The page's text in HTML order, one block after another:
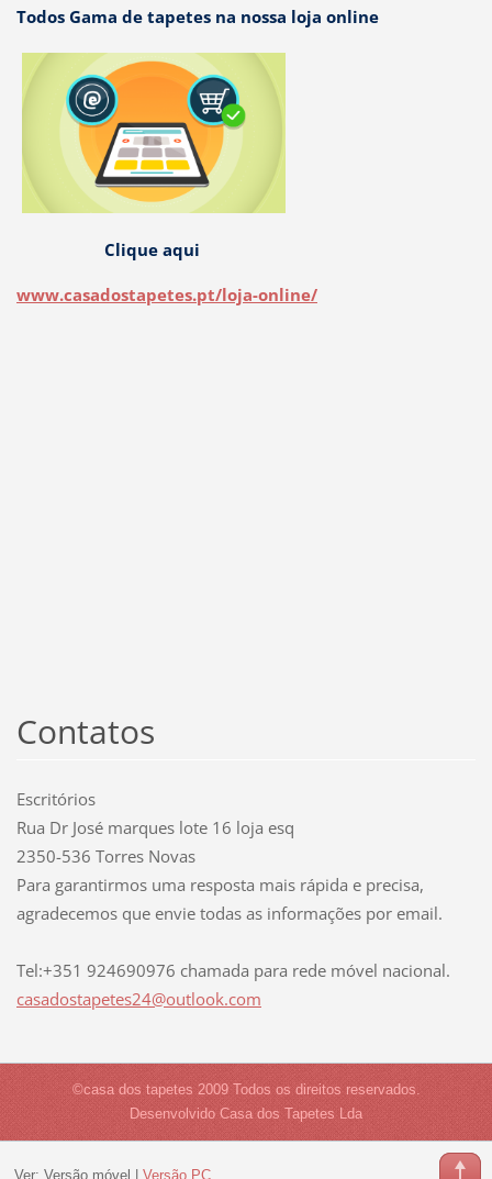
Todos Gama de tapetes na nossa loja online
Clique aqui
www.casadostapetes.pt/loja-online/
Contatos
Escritórios
Rua Dr José marques lote 16 loja esq
2350-536 Torres Novas
Para garantirmos uma resposta mais rápida e precisa,
agradecemos que envie todas as informações por email.
Tel:+351 924690976 chamada para rede móvel nacional.
casadostapetes24@outlook.com
©casa dos tapetes 2009 Todos os direitos reservados.
Desenvolvido Casa dos Tapetes Lda
Ver: Versão móvel Versão PC